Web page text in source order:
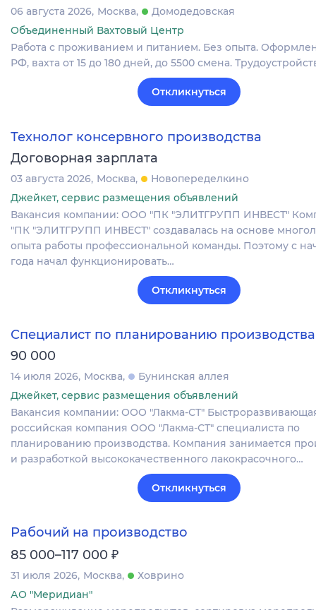
06 августа 2026 Москва
Домодедовская
Объединенный Вахтовый Центр
Работа с проживанием и питанием. Без опыта.
РФ, вахта от 15 до 180 дней, до 5500 смена.
Откликнуться
Технолог консервного производства
Договорная зарплата
03 августа 2026 Москва
Новопеределкино
Джейкет, сервис размещения объявлений
Вакансия компании: ООО "ПК "ЭЛИТГРУПП ИНВЕСТ"
"ПК "ЭЛИТГРУПП ИНВЕСТ" создавалась на основе
опыта работы профессиональной команды. Поэтому с
года начал функционировать…
Откликнуться
Специалист по планированию производства
90 000
14 июля 2026 Москва
Бунинская аллея
Джейкет, сервис размещения объявлений
Вакансия компании: ООО "Лакма-СТ"
российская компания ООО "Лакма-СТ" специалиста по
планированию производства. Компания занимается
и разработкой высококачественного лакокрасочного…
Откликнуться
Рабочий на производство
85 000–117 000 ₽
31 июля 2026 Москва
Ховрино
АО "Меридиан"